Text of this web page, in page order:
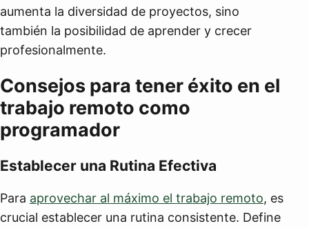
aumenta la diversidad de proyectos, sino
también la posibilidad de aprender y crecer
profesionalmente.
Consejos para tener éxito en el
trabajo remoto como
programador
Establecer una Rutina Efectiva
Para aprovechar al máximo el trabajo remoto, es
crucial establecer una rutina consistente. Define